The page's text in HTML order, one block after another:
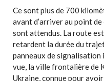
Ce sont plus de 700
avant d’arriver au point
sont attendus. La route
retardent la durée du
panneaux de
vue, la ville frontalière de
Ukraine, connue pour